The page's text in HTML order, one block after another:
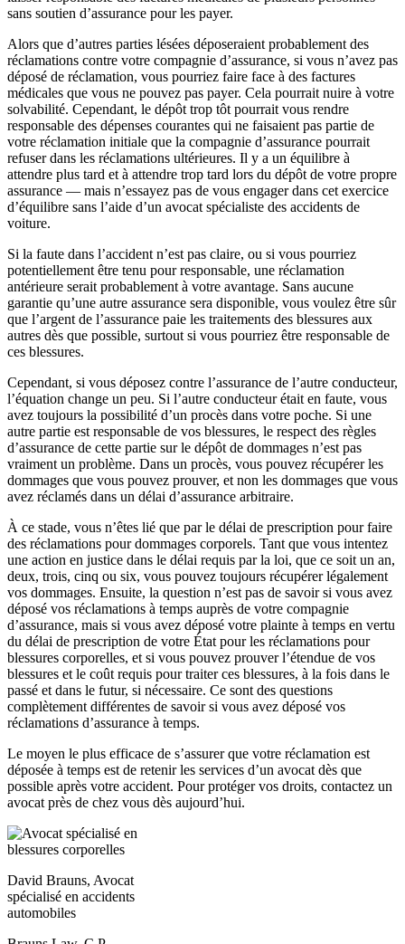
sans soutien d’assurance pour les payer.
Alors que d’autres parties lésées déposeraient probablement des
réclamations contre votre compagnie d’assurance, si vous n’avez pas
déposé de réclamation, vous pourriez faire face à des factures
médicales que vous ne pouvez pas payer. Cela pourrait nuire à votre
solvabilité. Cependant, le dépôt trop tôt pourrait vous rendre
responsable des dépenses courantes qui ne faisaient pas partie de
votre réclamation initiale que la compagnie d’assurance pourrait
refuser dans les réclamations ultérieures. Il y a un équilibre à
attendre plus tard et à attendre trop tard lors du dépôt de votre propre
assurance — mais n’essayez pas de vous engager dans cet exercice
d’équilibre sans l’aide d’un avocat spécialiste des accidents de
voiture.
Si la faute dans l’accident n’est pas claire, ou si vous pourriez
potentiellement être tenu pour responsable, une réclamation
antérieure serait probablement à votre avantage. Sans aucune
garantie qu’une autre assurance sera disponible, vous voulez être sûr
que l’argent de l’assurance paie les traitements des blessures aux
autres dès que possible, surtout si vous pourriez être responsable de
ces blessures.
Cependant, si vous déposez contre l’assurance de l’autre conducteur,
l’équation change un peu. Si l’autre conducteur était en faute, vous
avez toujours la possibilité d’un procès dans votre poche. Si une
autre partie est responsable de vos blessures, le respect des règles
d’assurance de cette partie sur le dépôt de dommages n’est pas
vraiment un problème. Dans un procès, vous pouvez récupérer les
dommages que vous pouvez prouver, et non les dommages que vous
avez réclamés dans un délai d’assurance arbitraire.
À ce stade, vous n’êtes lié que par le délai de prescription pour faire
des réclamations pour dommages corporels. Tant que vous intentez
une action en justice dans le délai requis par la loi, que ce soit un an,
deux, trois, cinq ou six, vous pouvez toujours récupérer légalement
vos dommages. Ensuite, la question n’est pas de savoir si vous avez
déposé vos réclamations à temps auprès de votre compagnie
d’assurance, mais si vous avez déposé votre plainte à temps en vertu
du délai de prescription de votre État pour les réclamations pour
blessures corporelles, et si vous pouvez prouver l’étendue de vos
blessures et le coût requis pour traiter ces blessures, à la fois dans le
passé et dans le futur, si nécessaire. Ce sont des questions
complètement différentes de savoir si vous avez déposé vos
réclamations d’assurance à temps.
Le moyen le plus efficace de s’assurer que votre réclamation est
déposée à temps est de retenir les services d’un avocat dès que
possible après votre accident. Pour protéger vos droits, contactez un
avocat près de chez vous dès aujourd’hui.
David Brauns, Avocat
spécialisé en accidents
automobiles